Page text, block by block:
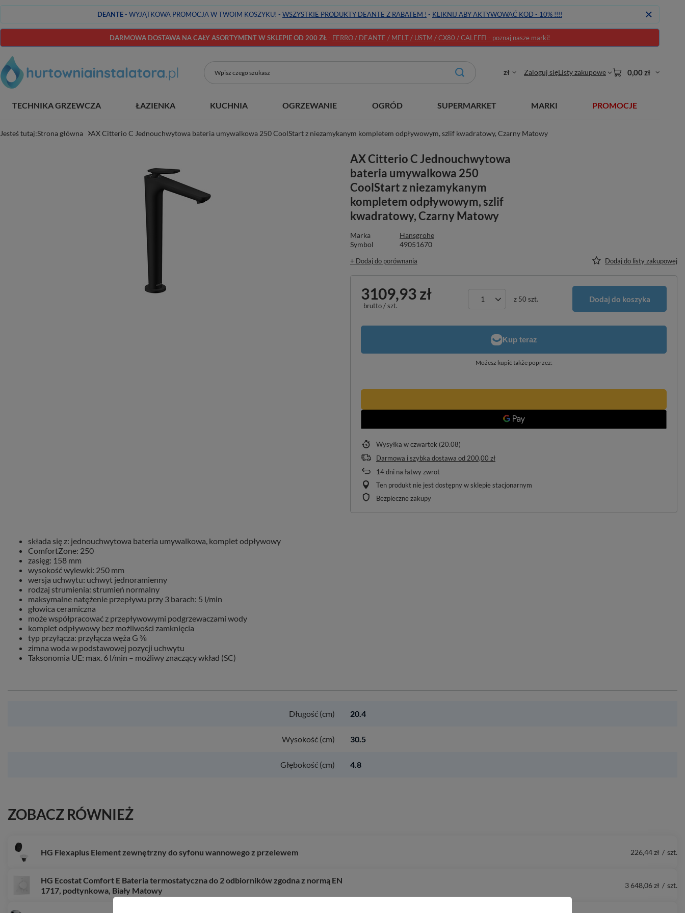
DEANTE- WYJĄTKOWA PROMOCJA W TWOIM KOSZYKU! - WSZYSTKIE PRODUKTY DEANTE Z RABATEM ! - KLIKNIJ ABY AKTYWOWAĆ KOD - 10% !!!!
DARMOWA DOSTAWA NA CAŁY ASORTYMENT W SKLEPIE OD 200 ZŁ- FERRO / DEANTE / MELT / USTM / CX80 / CALEFFI - poznaj nasze marki!
zł Zaloguj sięListy zakupowe 0,00 zł
TECHNIKA GRZEWCZA ŁAZIENKA KUCHNIA OGRZEWANIE OGRÓD SUPERMARKET MARKI PROMOCJE
Jesteś tutaj:Strona główna AX Citterio C Jednouchwytowa bateria umywalkowa 250 CoolStart z niezamykanym kompletem odpływowym, szlif kwadratowy, Czarny Matowy
AX Citterio C Jednouchwytowa
bateria umywalkowa 250
CoolStart z niezamykanym
kompletem odpływowym, szlif
kwadratowy, Czarny Matowy
Marka
Hansgrohe
Symbol
49051670
+ Dodaj do porównania Dodaj do listy zakupowej
3109,93 zł
brutto/szt.
z 50 szt. Dodaj do koszyka
Możesz kupić także poprzez:
Wysyłka w czwartek (20.08)
Darmowa i szybka dostawa od 200,00 zł
14dni na łatwy zwrot
Ten produkt nie jest dostępny w sklepie stacjonarnym
Bezpieczne zakupy
składa się z: jednouchwytowa bateria umywalkowa, komplet odpływowy
ComfortZone: 250
zasięg: 158 mm
wysokość wylewki: 250 mm
wersja uchwytu: uchwyt jednoramienny
rodzaj strumienia: strumień normalny
maksymalne natężenie przepływu przy 3 barach: 5 l/min
głowica ceramiczna
może współpracować z przepływowymi podgrzewaczami wody
komplet odpływowy bez możliwości zamknięcia
typ przyłącza: przyłącza węża G ⅜
zimna woda w podstawowej pozycji uchwytu
Taksonomia UE: max. 6 l/min – możliwy znaczący wkład (SC)
Długość (cm) 20.4
Wysokość (cm) 30.5
Głębokość (cm) 4.8
ZOBACZ RÓWNIEŻ
HG Flexaplus Element zewnętrzny do syfonu wannowego z przelewem 226,44 zł / szt.
HG Ecostat Comfort E Bateria termostatyczna do 2 odbiorników zgodna z normą EN
1717, podtynkowa, Biały Matowy
3 648,06 zł / szt.